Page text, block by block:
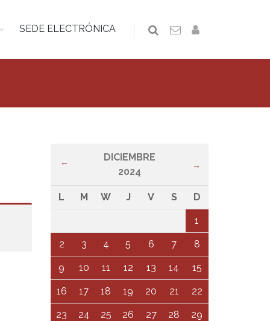
SEDE ELECTRÓNICA
← →
DICIEMBRE
2024
L M W J V S D
1
2 3 4 5 6 7 8
9 10 11 12 13 14 15
16 17 18 19 20 21 22
23 24 25 26 27 28 29